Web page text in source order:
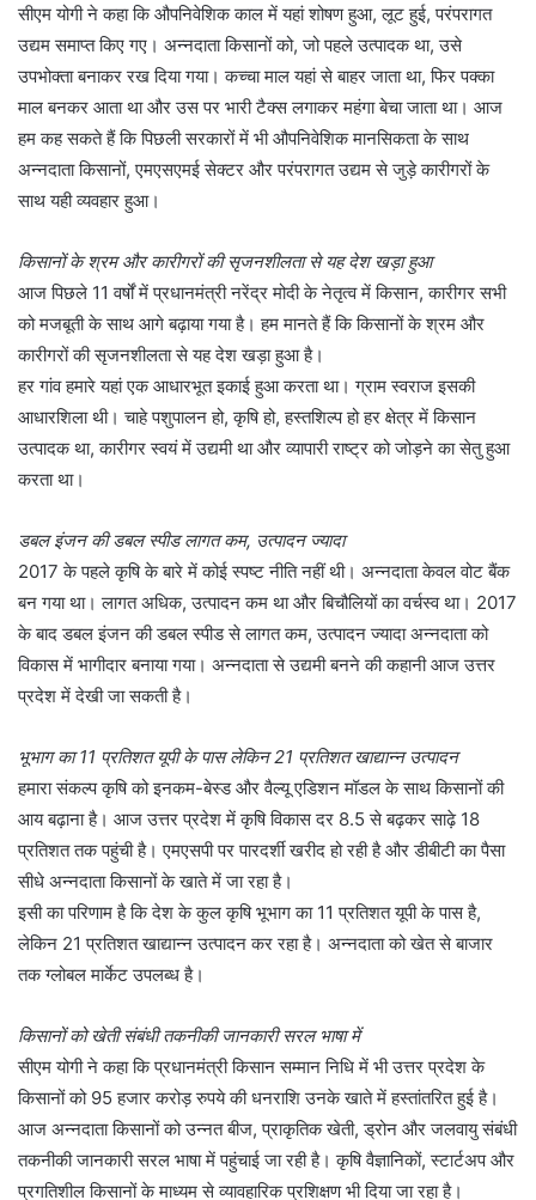
सीएम योगी ने कहा कि औपनिवेशिक काल में यहां शोषण हुआ, लूट हुई, परंपरागत
उद्यम समाप्त किए गए। अन्नदाता किसानों को, जो पहले उत्पादक था, उसे
उपभोक्ता बनाकर रख दिया गया। कच्चा माल यहां से बाहर जाता था, फिर पक्का
माल बनकर आता था और उस पर भारी टैक्स लगाकर महंगा बेचा जाता था। आज
हम कह सकते हैं कि पिछली सरकारों में भी औपनिवेशिक मानसिकता के साथ
अन्नदाता किसानों, एमएसएमई सेक्टर और परंपरागत उद्यम से जुड़े कारीगरों के
साथ यही व्यवहार हुआ।
किसानों के श्रम और कारीगरों की सृजनशीलता से यह देश खड़ा हुआ
आज पिछले 11 वर्षों में प्रधानमंत्री नरेंद्र मोदी के नेतृत्व में किसान, कारीगर सभी
को मजबूती के साथ आगे बढ़ाया गया है। हम मानते हैं कि किसानों के श्रम और
कारीगरों की सृजनशीलता से यह देश खड़ा हुआ है।
हर गांव हमारे यहां एक आधारभूत इकाई हुआ करता था। ग्राम स्वराज इसकी
आधारशिला थी। चाहे पशुपालन हो, कृषि हो, हस्तशिल्प हो हर क्षेत्र में किसान
उत्पादक था, कारीगर स्वयं में उद्यमी था और व्यापारी राष्ट्र को जोड़ने का सेतु हुआ
करता था।
डबल इंजन की डबल स्पीड लागत कम, उत्पादन ज्यादा
2017 के पहले कृषि के बारे में कोई स्पष्ट नीति नहीं थी। अन्नदाता केवल वोट बैंक
बन गया था। लागत अधिक, उत्पादन कम था और बिचौलियों का वर्चस्व था। 2017
के बाद डबल इंजन की डबल स्पीड से लागत कम, उत्पादन ज्यादा अन्नदाता को
विकास में भागीदार बनाया गया। अन्नदाता से उद्यमी बनने की कहानी आज उत्तर
प्रदेश में देखी जा सकती है।
भूभाग का 11 प्रतिशत यूपी के पास लेकिन 21 प्रतिशत खाद्यान्न उत्पादन
हमारा संकल्प कृषि को इनकम-बेस्ड और वैल्यू एडिशन मॉडल के साथ किसानों की
आय बढ़ाना है। आज उत्तर प्रदेश में कृषि विकास दर 8.5 से बढ़कर साढ़े 18
प्रतिशत तक पहुंची है। एमएसपी पर पारदर्शी खरीद हो रही है और डीबीटी का पैसा
सीधे अन्नदाता किसानों के खाते में जा रहा है।
इसी का परिणाम है कि देश के कुल कृषि भूभाग का 11 प्रतिशत यूपी के पास है,
लेकिन 21 प्रतिशत खाद्यान्न उत्पादन कर रहा है। अन्नदाता को खेत से बाजार
तक ग्लोबल मार्केट उपलब्ध है।
किसानों को खेती संबंधी तकनीकी जानकारी सरल भाषा में
सीएम योगी ने कहा कि प्रधानमंत्री किसान सम्मान निधि में भी उत्तर प्रदेश के
किसानों को 95 हजार करोड़ रुपये की धनराशि उनके खाते में हस्तांतरित हुई है।
आज अन्नदाता किसानों को उन्नत बीज, प्राकृतिक खेती, ड्रोन और जलवायु संबंधी
तकनीकी जानकारी सरल भाषा में पहुंचाई जा रही है। कृषि वैज्ञानिकों, स्टार्टअप और
प्रगतिशील किसानों के माध्यम से व्यावहारिक प्रशिक्षण भी दिया जा रहा है।